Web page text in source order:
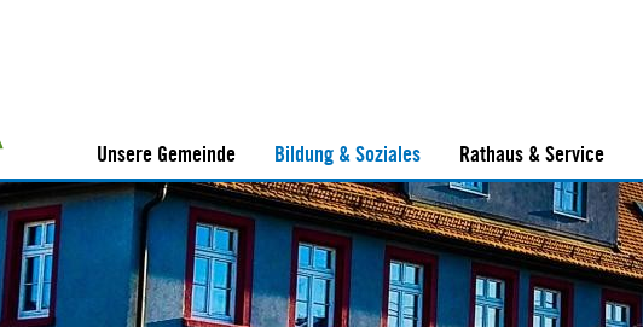
Unsere Gemeinde Bildung & Soziales Rathaus & Service